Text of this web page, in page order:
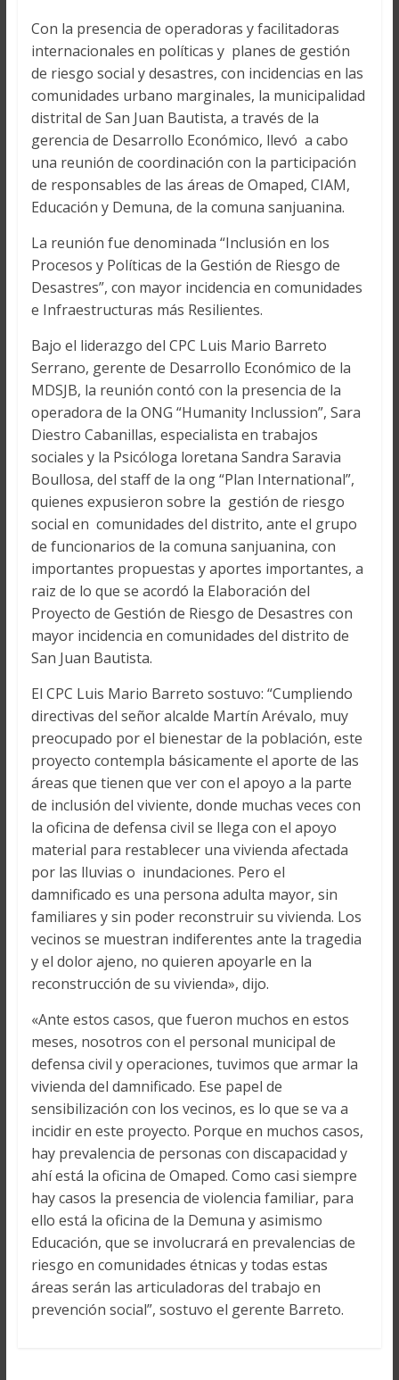
Con la presencia de operadoras y facilitadoras
internacionales en políticas y planes de gestión
de riesgo social y desastres, con incidencias en las
comunidades urbano marginales, la municipalidad
distrital de San Juan Bautista, a través de la
gerencia de Desarrollo Económico, llevó a cabo
una reunión de coordinación con la participación
de responsables de las áreas de Omaped, CIAM,
Educación y Demuna, de la comuna sanjuanina.
La reunión fue denominada “Inclusión en los
Procesos y Políticas de la Gestión de Riesgo de
Desastres”, con mayor incidencia en comunidades
e Infraestructuras más Resilientes.
Bajo el liderazgo del CPC Luis Mario Barreto
Serrano, gerente de Desarrollo Económico de la
MDSJB, la reunión contó con la presencia de la
operadora de la ONG “Humanity Inclussion”, Sara
Diestro Cabanillas, especialista en trabajos
sociales y la Psicóloga loretana Sandra Saravia
Boullosa, del staff de la ong “Plan International”,
quienes expusieron sobre la gestión de riesgo
social en comunidades del distrito, ante el grupo
de funcionarios de la comuna sanjuanina, con
importantes propuestas y aportes importantes, a
raiz de lo que se acordó la Elaboración del
Proyecto de Gestión de Riesgo de Desastres con
mayor incidencia en comunidades del distrito de
San Juan Bautista.
El CPC Luis Mario Barreto sostuvo: “Cumpliendo
directivas del señor alcalde Martín Arévalo, muy
preocupado por el bienestar de la población, este
proyecto contempla básicamente el aporte de las
áreas que tienen que ver con el apoyo a la parte
de inclusión del viviente, donde muchas veces con
la oficina de defensa civil se llega con el apoyo
material para restablecer una vivienda afectada
por las lluvias o inundaciones. Pero el
damnificado es una persona adulta mayor, sin
familiares y sin poder reconstruir su vivienda. Los
vecinos se muestran indiferentes ante la tragedia
y el dolor ajeno, no quieren apoyarle en la
reconstrucción de su vivienda», dijo.
«Ante estos casos, que fueron muchos en estos
meses, nosotros con el personal municipal de
defensa civil y operaciones, tuvimos que armar la
vivienda del damnificado. Ese papel de
sensibilización con los vecinos, es lo que se va a
incidir en este proyecto. Porque en muchos casos,
hay prevalencia de personas con discapacidad y
ahí está la oficina de Omaped. Como casi siempre
hay casos la presencia de violencia familiar, para
ello está la oficina de la Demuna y asimismo
Educación, que se involucrará en prevalencias de
riesgo en comunidades étnicas y todas estas
áreas serán las articuladoras del trabajo en
prevención social”, sostuvo el gerente Barreto.